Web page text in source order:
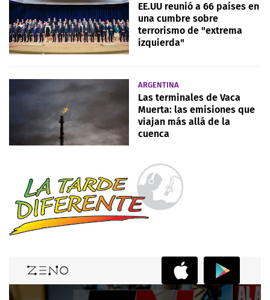
EE.UU reunió a 66 países en
una cumbre sobre
terrorismo de "extrema
izquierda"
ARGENTINA
Las terminales de Vaca
Muerta: las emisiones que
viajan más allá de la
cuenca